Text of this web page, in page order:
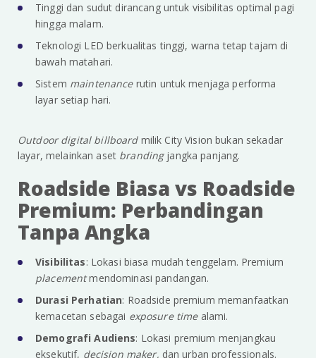
Tinggi dan sudut dirancang untuk visibilitas optimal pagi
hingga malam.
Teknologi LED berkualitas tinggi, warna tetap tajam di
bawah matahari.
Sistem maintenance rutin untuk menjaga performa
layar setiap hari.
Outdoor digital billboard milik City Vision bukan sekadar
layar, melainkan aset branding jangka panjang.
Roadside Biasa vs Roadside
Premium: Perbandingan
Tanpa Angka
Visibilitas: Lokasi biasa mudah tenggelam. Premium
placementmendominasi pandangan.
Durasi Perhatian: Roadside premium memanfaatkan
kemacetan sebagai exposure time alami.
Demografi Audiens: Lokasi premium menjangkau
eksekutif, decision maker, dan urban professionals.